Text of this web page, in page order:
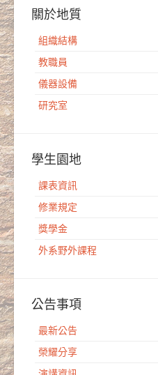
關於地質
組織結構
教職員
儀器設備
研究室
學生園地
課表資訊
修業規定
獎學金
外系野外課程
公告事項
最新公告
榮耀分享